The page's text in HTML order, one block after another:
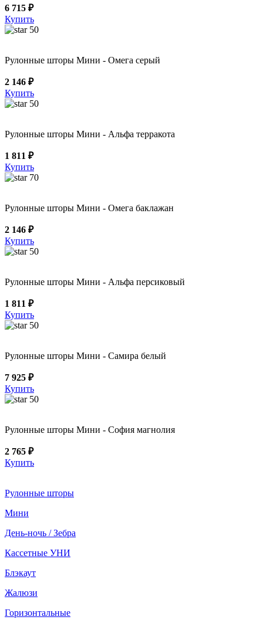
6 715 ₽
Купить
50
Рулонные шторы Мини - Омега серый
2 146 ₽
Купить
50
Рулонные шторы Мини - Альфа терракота
1 811 ₽
Купить
70
Рулонные шторы Мини - Омега баклажан
2 146 ₽
Купить
50
Рулонные шторы Мини - Альфа персиковый
1 811 ₽
Купить
50
Рулонные шторы Мини - Самира белый
7 925 ₽
Купить
50
Рулонные шторы Мини - София магнолия
2 765 ₽
Купить
Рулонные шторы
Мини
День-ночь / Зебра
Кассетные УНИ
Блэкаут
Жалюзи
Горизонтальные